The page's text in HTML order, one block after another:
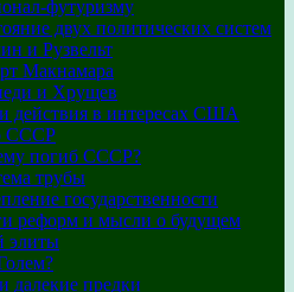
футуризму
двух политических систем
и Рузвельт
Макнамара
и Хрущев
действия в интересах США
СССР
погиб СССР?
трубы
государственности
реформ и мысли о будущем
элиты
далекие предки